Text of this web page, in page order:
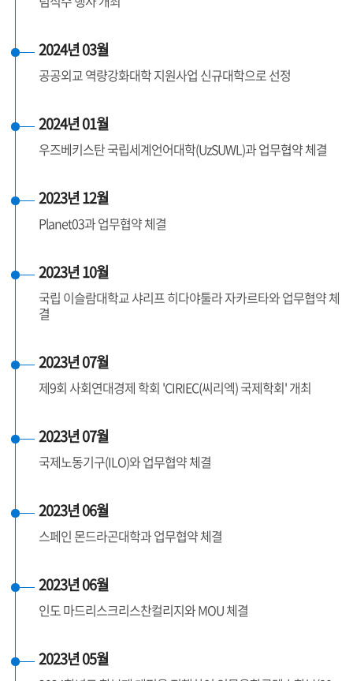
2024년 03월
공공외교 역량강화대학 지원사업 신규대학으로 선정
2024년 01월
우즈베키스탄 국립세계언어대학(UzSUWL)과 업무협약 체결
2023년 12월
Planet03과 업무협약 체결
2023년 10월
국립 이슬람대학교 샤리프 히다야툴라 자카르타와 업무협약 체
결
2023년 07월
제9회 사회연대경제 학회 'CIRIEC(씨리엑) 국제학회' 개최
2023년 07월
국제노동기구(ILO)와 업무협약 체결
2023년 06월
스페인 몬드라곤대학과 업무협약 체결
2023년 06월
인도 마드리스크리스찬컬리지와 MOU 체결
2023년 05월